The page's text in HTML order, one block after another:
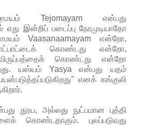
Tejomayam என்பது
எது இன்றிப் படைப்பு நேரமுடியாதோ
Vaasanaamayam என்றோ,
கொண்டது என்றோ,
கொண்டது என்றோ
யஸ்யம் Yasya என்பது யதம்
எனக் கங்குலி
தூய, அல்லது நுட்பமான புத்தி
கொண்டதாகும். புலப்படுவது